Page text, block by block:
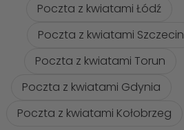
Poczta z kwiatami Łódź
Poczta z kwiatami Szczecin
Poczta z kwiatami Torun
Poczta z kwiatami Gdynia
Poczta z kwiatami Kołobrzeg